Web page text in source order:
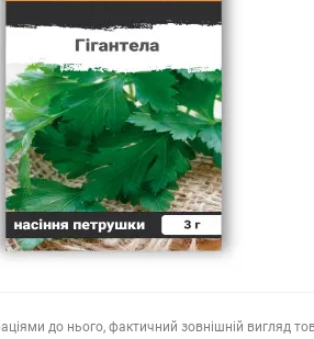
до нього, фактичний зовнішній вигляд